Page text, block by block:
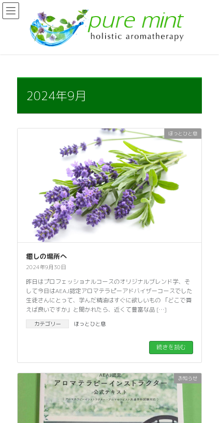
コ
ン
ナ
ビ
2024年9月
ほっとひと息
癒しの場所へ
2024年9月30日
昨日はプロフェッショナルコースのオリジナルブレンド学、そ
して今日はAEAJ認定アロマテラピーアドバイザーコースでした
生徒さんにとって、学んだ精油はすぐに欲しいもの 「どこで買
えば良いですか」と聞かれたら、近くて豊富な品 […]
カテゴリー ほっとひと息
続きを読む
お知らせ